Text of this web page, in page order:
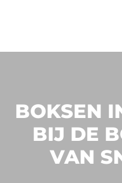
BOKSEN
BIJ DE
VAN